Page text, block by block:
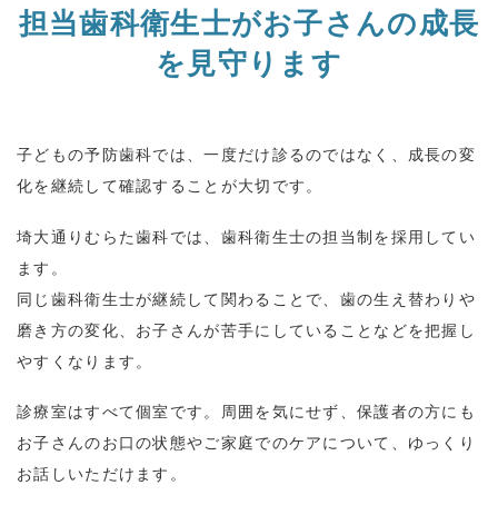
担当歯科衛生士がお子さんの成長
を見守ります
子どもの予防歯科では、一度だけ診るのではなく、成長の変
化を継続して確認することが大切です。
埼大通りむらた歯科では、歯科衛生士の担当制を採用してい
ます。
同じ歯科衛生士が継続して関わることで、歯の生え替わりや
磨き方の変化、お子さんが苦手にしていることなどを把握し
やすくなります。
診療室はすべて個室です。周囲を気にせず、保護者の方にも
お子さんのお口の状態やご家庭でのケアについて、ゆっくり
お話しいただけます。